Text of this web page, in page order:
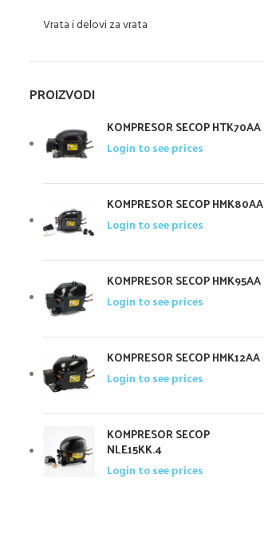
Vrata i delovi za vrata
PROIZVODI
KOMPRESOR SECOP HTK70AA
Login to see prices
KOMPRESOR SECOP HMK80AA
Login to see prices
KOMPRESOR SECOP HMK95AA
Login to see prices
KOMPRESOR SECOP HMK12AA
Login to see prices
KOMPRESOR SECOP
NLE15KK.4
Login to see prices